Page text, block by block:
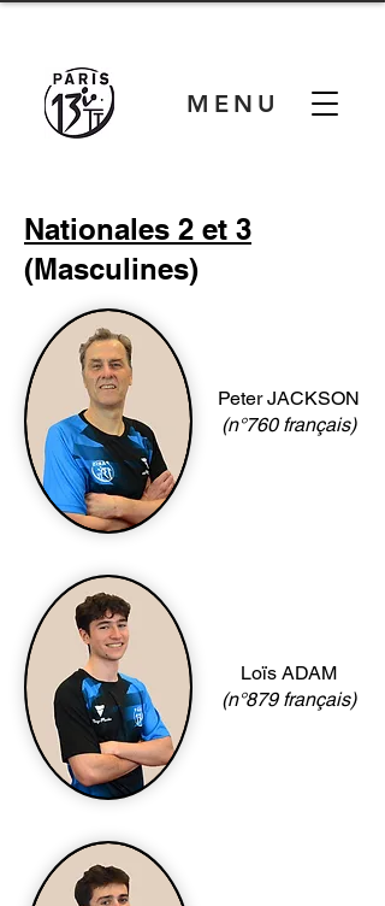
MENU
Nationales 2 et 3
(Masculines)
Peter JACKSON
(n°760 français)
Loïs ADAM
(n°879 français)